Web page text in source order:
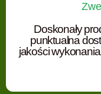
Doskonały
punktualna
jakości